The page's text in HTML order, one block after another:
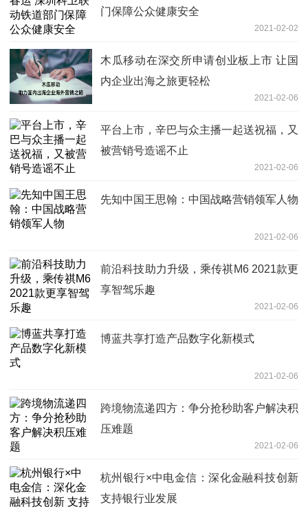
门保障公众健康安全
2021-02-02
木瓜移动在深交所申请创业板上市 让国
内企业出海之旅更轻松
2021-02-06
平台上市，辛巴与众主播一起送祝福，又
被营销号造谣不止
2021-02-06
先知中国王思翰：中国战略营销领军人物
2021-02-06
前沿科技助力升级，乘传祺M6 2021款更
享智驾乐趣
2021-02-06
博蓝共享打造产品数字化新模式
2021-02-06
跨境物流递四方：争分抢秒助客户解决积
压难题
2021-02-06
杭州银行×中电金信：深化金融科技创新
支持银行业发展